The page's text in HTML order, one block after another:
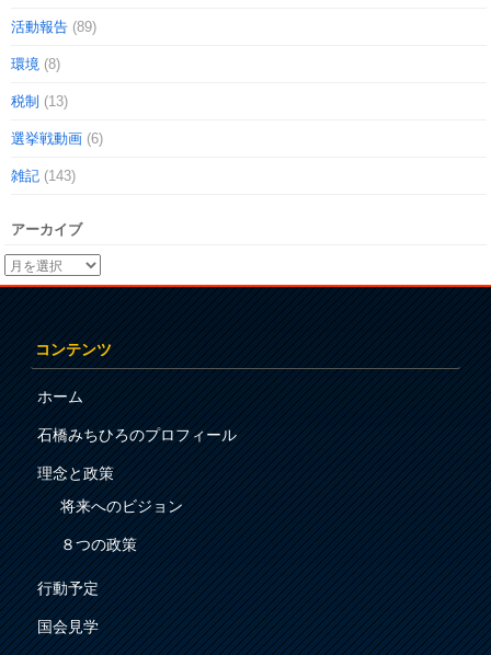
活動報告 (89)
環境 (8)
税制 (13)
選挙戦動画 (6)
雑記 (143)
アーカイブ
コンテンツ
ホーム
石橋みちひろのプロフィール
理念と政策
将来へのビジョン
８つの政策
行動予定
国会見学